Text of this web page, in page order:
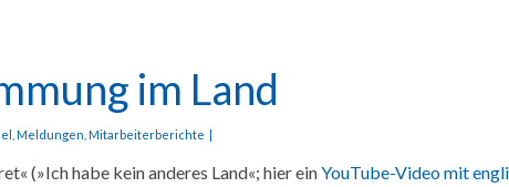
im Land
Meldungen Mitarbeiterberichte |
(»Ich habe kein anderes Land«; hier einYouTube-Video mit